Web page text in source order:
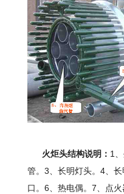
火炬头结构说明： 1
管。3、长明灯头。4、
口。6、热电偶。7、点